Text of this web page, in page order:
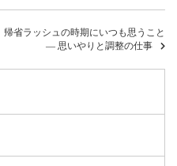
帰省ラッシュの時期にいつも思うこと
― 思いやりと調整の仕事